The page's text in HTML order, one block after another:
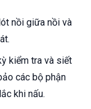
nồi giữa nồi và
kiểm tra và siết
các bộ phận
khi nấu.